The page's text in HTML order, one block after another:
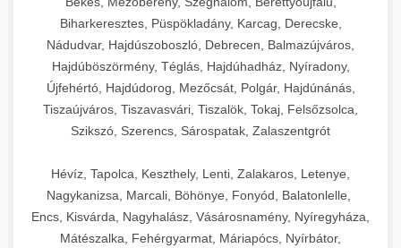
Biharkeresztes, Püspökladány, Karcag, Derecske,
Nádudvar, Hajdúszoboszló, Debrecen, Balmazújváros,
Hajdúböszörmény, Téglás, Hajdúhadház, Nyíradony,
Újfehértó, Hajdúdorog, Mezőcsát, Polgár, Hajdúnánás,
Tiszaújváros, Tiszavasvári, Tiszalök, Tokaj, Felsőzsolca,
Szikszó, Szerencs, Sárospatak, Zalaszentgrót
Hévíz, Tapolca, Keszthely, Lenti, Zalakaros, Letenye,
Nagykanizsa, Marcali, Böhönye, Fonyód, Balatonlelle,
Encs, Kisvárda, Nagyhalász, Vásárosnamény, Nyíregyháza,
Mátészalka, Fehérgyarmat, Máriapócs, Nyírbátor,